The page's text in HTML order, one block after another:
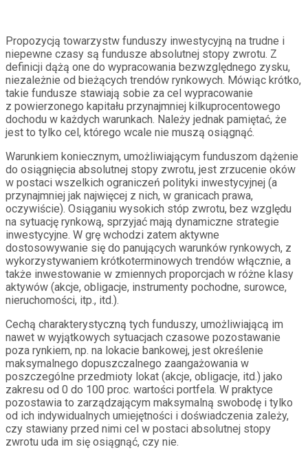
Propozycją towarzystw funduszy inwestycyjną na trudne i
niepewne czasy są fundusze absolutnej stopy zwrotu. Z
definicji dążą one do wypracowania bezwzględnego zysku,
niezależnie od bieżących trendów rynkowych. Mówiąc krótko,
takie fundusze stawiają sobie za cel wypracowanie
z powierzonego kapitału przynajmniej kilkuprocentowego
dochodu w każdych warunkach. Należy jednak pamiętać, że
jest to tylko cel, którego wcale nie muszą osiągnąć.
Warunkiem koniecznym, umożliwiającym funduszom dążenie
do osiągnięcia absolutnej stopy zwrotu, jest zrzucenie oków
w postaci wszelkich ograniczeń polityki inwestycyjnej (a
przynajmniej jak najwięcej z nich, w granicach prawa,
oczywiście). Osiąganiu wysokich stóp zwrotu, bez względu
na sytuację rynkową, sprzyjać mają dynamiczne strategie
inwestycyjne. W grę wchodzi zatem aktywne
dostosowywanie się do panujących warunków rynkowych, z
wykorzystywaniem krótkoterminowych trendów włącznie, a
także inwestowanie w zmiennych proporcjach w różne klasy
aktywów (akcje, obligacje, instrumenty pochodne, surowce,
nieruchomości, itp., itd.).
Cechą charakterystyczną tych funduszy, umożliwiającą im
nawet w wyjątkowych sytuacjach czasowe pozostawanie
poza rynkiem, np. na lokacie bankowej, jest określenie
maksymalnego dopuszczalnego zaangażowania w
poszczególne przedmioty lokat (akcje, obligacje, itd.) jako
zakresu od 0 do 100 proc. wartości portfela. W praktyce
pozostawia to zarządzającym maksymalną swobodę i tylko
od ich indywidualnych umiejętności i doświadczenia zależy,
czy stawiany przed nimi cel w postaci absolutnej stopy
zwrotu uda im się osiągnąć, czy nie.